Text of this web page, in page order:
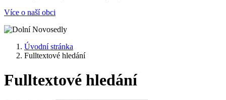
Více o naší obci
Úvodní stránka
Fulltextové hledání
Fulltextové hledání